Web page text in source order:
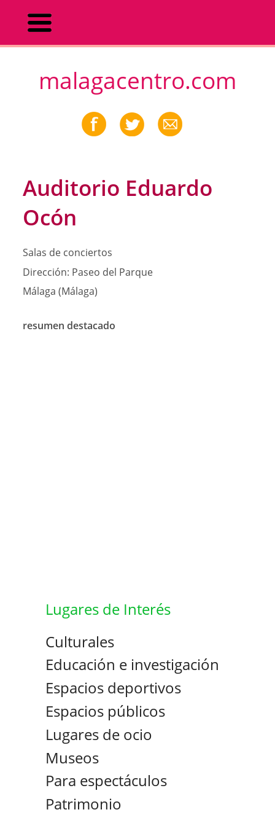
malagacentro.com
Auditorio Eduardo
Ocón
Salas de conciertos
Dirección: Paseo del Parque
Málaga (Málaga)
resumen destacado
Lugares de Interés
Culturales
Educación e investigación
Espacios deportivos
Espacios públicos
Lugares de ocio
Museos
Para espectáculos
Patrimonio